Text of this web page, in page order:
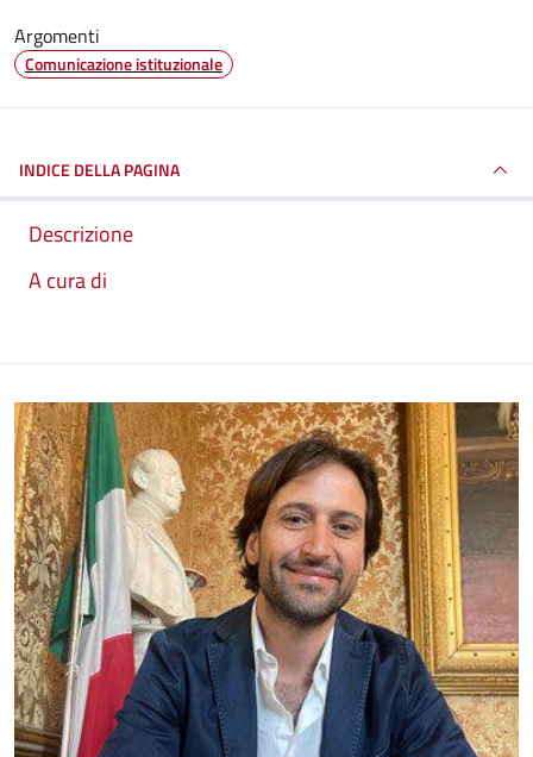
Argomenti
Comunicazione istituzionale
INDICE DELLA PAGINA
Descrizione
A cura di